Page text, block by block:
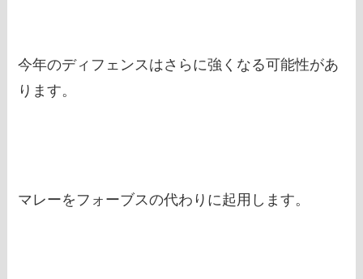
今年のディフェンスはさらに強くなる可能性があ
ります。
マレーをフォーブスの代わりに起用します。